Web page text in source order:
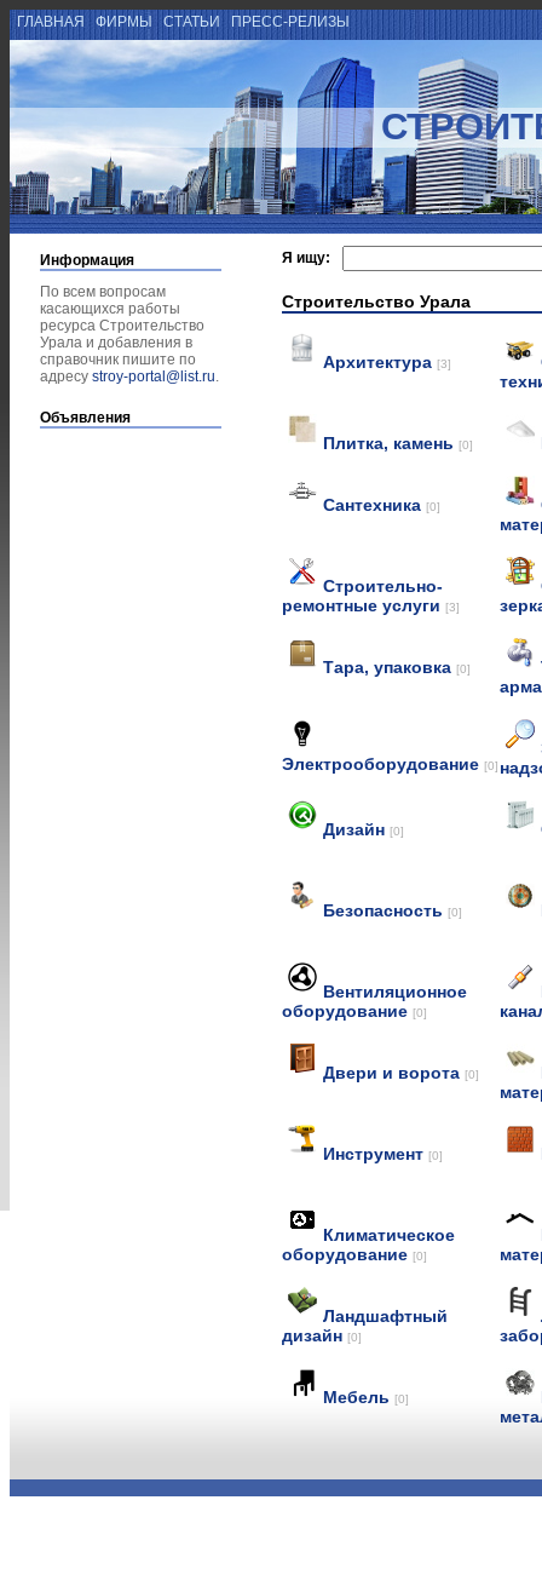
ГЛАВНАЯ ФИРМЫ СТАТЬИ ПРЕСС-РЕЛИЗЫ
Информация
По всем вопросам
касающихся работы
ресурса Строительство
Урала и добавления в
справочник пишите по
адресу stroy-portal@list.ru.
Объявления
Я ищу:
Строительство Урала
Архитектура [3]
Плитка, камень [0]
Сантехника [0]
Строительно-
ремонтные услуги [3]
Тара, упаковка [0]
Электрооборудование [0]
Дизайн [0]
Безопасность [0]
Вентиляционное
оборудование [0]
Двери и ворота [0]
Инструмент [0]
Климатическое
оборудование [0]
Ландшафтный
дизайн [0]
Мебель [0]